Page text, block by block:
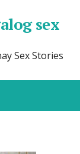
sex
Sex Stories